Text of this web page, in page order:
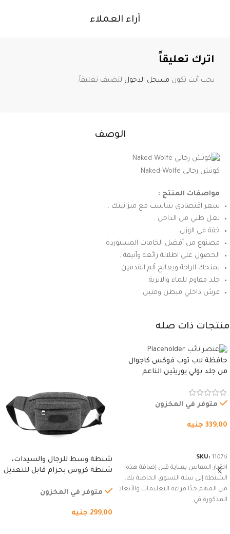
الوصف
كوتش رجالي Naked-Wolfe
مواصفات المنتج :
سعر اقتصادي يتناسب مع ميزانيتك .
نعل طبي من الداخل .
خفة في الوزن .
مصنوع من أفضل الخامات المستوردة .
الحصول على اطلالة رائعة وأنيقة .
يمنحك الراحة ويعالج ألم القدمين .
جلد مقاوم للماء والاتربة .
فرش داخلي مبطن ومتين.
آراء العملاء
اترك تعليقاً
يجب أنت تكون مسجل الدخول لتضيف تعليقاً.
منتجات ذات صله
حافظة لاب توب فوكس كاجوال
من جلد بولي يوريثين الناعم
وسوستة.
متوفر في المخزون
339,00 جنيه
SKU: 11076
اختيار المقاس بعناية قبل إضافة هذه
الشنطة إلى سلة التسوق الخاصة بك،
من المهم جدًا قراءة التعليمات والأبعاد
المذكورة في
شنطة وسط للرجال والسيدات،
شنطة كروس بحزام قابل للتعديل
السفر، الجري العادي، المشي
(رمادي)
متوفر في المخزون
299,00 جنيه